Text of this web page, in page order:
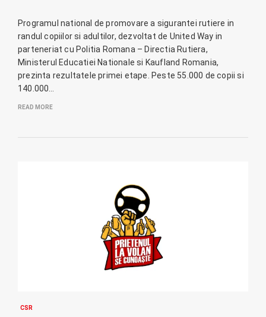
Programul national de promovare a sigurantei rutiere in
randul copiilor si adultilor, dezvoltat de United Way in
parteneriat cu Politia Romana – Directia Rutiera,
Ministerul Educatiei Nationale si Kaufland Romania,
prezinta rezultatele primei etape. Peste 55.000 de copii si
140.000…
READ MORE
CSR